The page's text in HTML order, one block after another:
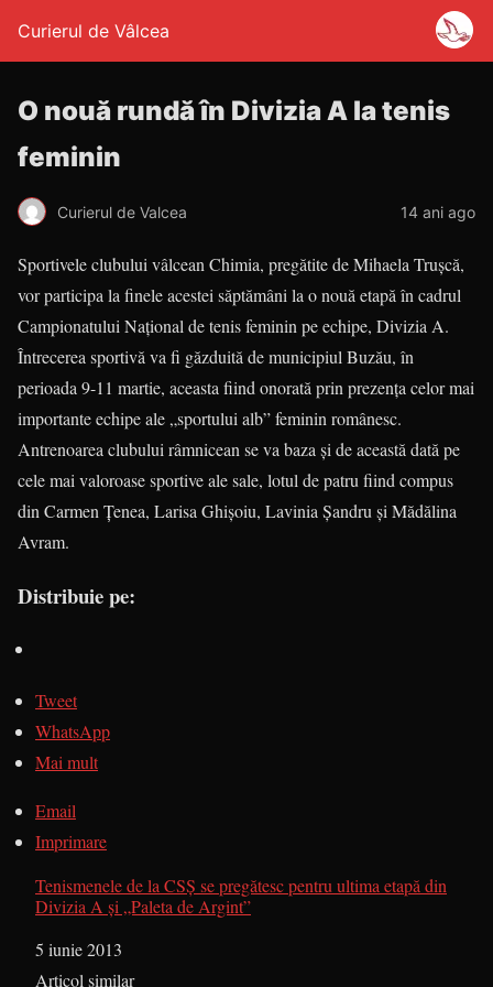
Curierul de Vâlcea
O nouă rundă în Divizia A la tenis
feminin
Curierul de Valcea 14 ani ago
Sportivele clubului vâlcean Chi­mia, pregătite de Mihaela Truşcă,
vor participa la finele acestei săp­tă­mâni la o nouă etapă în cadrul
Campionatului Naţional de tenis feminin pe echipe, Divizia A.
Între­cerea sportivă va fi găzduită de municipiul Buzău, în
perioada 9-11 martie, aceasta fiind onorată prin pre­zenţa celor mai
importante echi­pe ale „sportului alb” feminin ro­mâ­nesc.
Antrenoarea clubului râmni­cean se va baza şi de această dată pe
cele mai valoroase sportive ale sale, lotul de patru fiind compus
din Carmen Ţenea, Larisa Ghişoiu, Lavinia Şandru şi Mădălina
Avram.
Distribuie pe:
Tweet
WhatsApp
Mai mult
Email
Imprimare
Tenismenele de la CSŞ se pregătesc pentru ultima etapă din
Divizia A şi „Paleta de Argint”
Dată
5 iunie 2013
În legătură cu
Articol similar